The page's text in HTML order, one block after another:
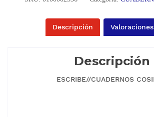
Descripción
Descripción
ESCRIBE//CUADERNOS